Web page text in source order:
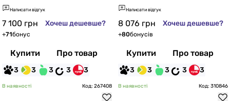
Написати відгук
7 100 грн Хочеш дешевше?
+71бонус
Купити Про товар
3 3 3 3 3
Написати відгук
8 076 грн Хочеш дешевше?
+80бонусів
Купити Про товар
3 3 3 3 3
В наявності Код: 267408 В наявності Код: 310846